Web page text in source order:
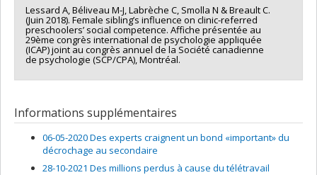
Lessard A, Béliveau M-J, Labrèche C, Smolla N & Breault C.
(Juin 2018). Female sibling’s influence on clinic-referred
preschoolers’ social competence. Affiche présentée au
29ème congrès international de psychologie appliquée
(ICAP) joint au congrès annuel de la Société canadienne
de psychologie (SCP/CPA), Montréal.
Informations supplémentaires
06-05-2020 Des experts craignent un bond «important» du
décrochage au secondaire
28-10-2021 Des millions perdus à cause du télétravail